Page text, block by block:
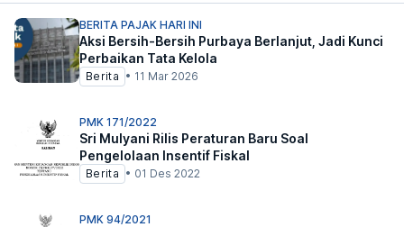
BERITA PAJAK HARI INI
Aksi Bersih-Bersih Purbaya Berlanjut, Jadi Kunci
Perbaikan Tata Kelola
Berita • 11 Mar 2026
PMK 171/2022
Sri Mulyani Rilis Peraturan Baru Soal
Pengelolaan Insentif Fiskal
Berita • 01 Des 2022
PMK 94/2021